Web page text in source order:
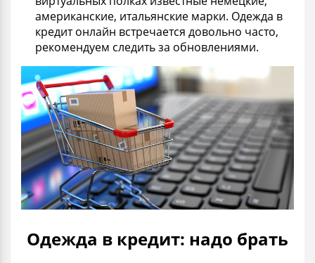
американские, итальянские марки. Одежда в
кредит онлайн встречается довольно часто,
рекомендуем следить за обновлениями.
Одежда в кредит: надо брать